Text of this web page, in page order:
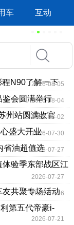
车 互动
程N90了解一下
2026-08-05
鉴会圆满举行
2026-08-04
州站圆满收官
2026-08-02
盛大开业2026-07-30
省油超值选2026-07-27
验季东部战区江
2026-07-27
友共聚专场活动
2026-07-26
第五代帝豪i-
2026-07-21